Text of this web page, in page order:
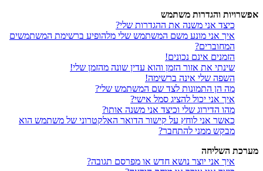
אפשרויות והגדרות משתמש
כיצד אני משנה את ההגדרות שלי?
איך אני מונע משם המשתמש שלי מלהופיע ברשימת המשתמשים
המחוברים?
הזמנים אינם נכונים!
שינתי את אזור הזמן והוא עדין שונה מהזמן שלי!
השפה שלי אינה ברשימה!
מה הן התמונות לצד שם המשתמש שלי?
איך אני יכול להציג סמל אישי?
מהו הדירוג שלי וכיצד אני משנה אותו?
כאשר אני לוחץ על קישור הדואר האלקטרוני של משתמש הוא
מבקש ממני להתחבר?
מערכת השליחה
איך אני יוצר נושא חדש או מפרסם תגובה?